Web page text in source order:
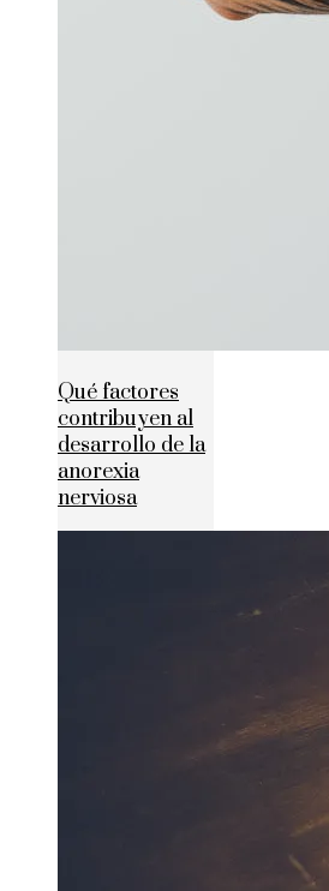
Qué factores
contribuyen al
desarrollo de la
anorexia
nerviosa